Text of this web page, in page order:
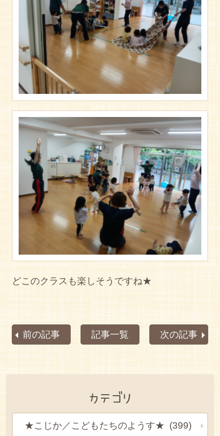
どこのクラスも楽しそうですね★
前の記事 記事一覧 次の記事
カテゴリ
★こじか／こどもたちのようす★ (399)